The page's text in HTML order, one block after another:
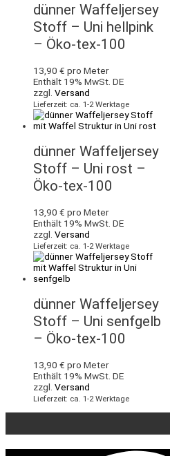
dünner Waffeljersey
Stoff – Uni hellpink
– Öko-tex-100
13,90 € pro Meter
Enthält 19% MwSt. DE
zzgl. Versand
Lieferzeit: ca. 1-2 Werktage
dünner Waffeljersey
Stoff – Uni rost –
Öko-tex-100
13,90 € pro Meter
Enthält 19% MwSt. DE
zzgl. Versand
Lieferzeit: ca. 1-2 Werktage
dünner Waffeljersey
Stoff – Uni senfgelb
– Öko-tex-100
13,90 € pro Meter
Enthält 19% MwSt. DE
zzgl. Versand
Lieferzeit: ca. 1-2 Werktage